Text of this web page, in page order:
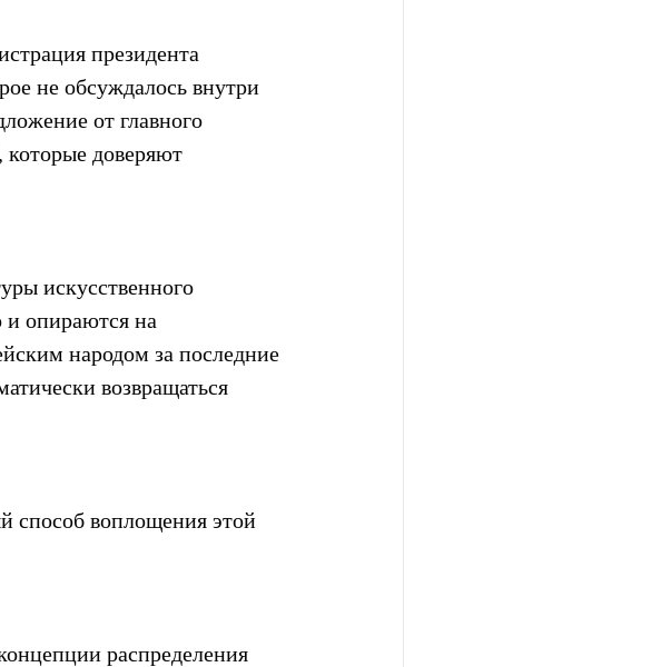
президента
не обсуждалось внутри
от главного
которые доверяют
искусственного
и опираются на
народом за последние
возвращаться
способ воплощения этой
распределения